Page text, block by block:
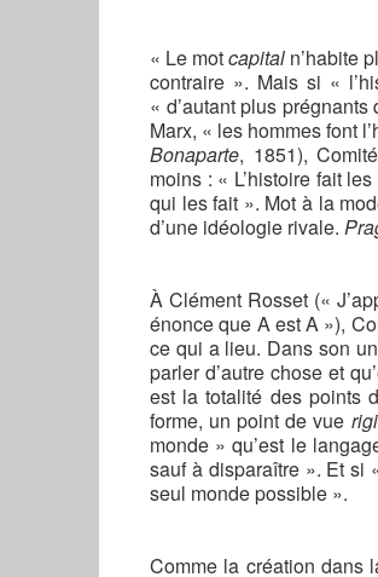
« Le motcapital n’habite
contraire ». Mais si «
« d’autant plus
Marx, « les hommes font
Bonaparte, 1851),
moins : « L’histoire fait
qui les fait ». Mot à la
d’une idéologie rivale.
ÀClément Rosset («
énonce que A est A »),
ce qui a lieu. Dans son
parler d’autre chose et
est la totalité des points
forme, un point de vue
monde » qu’est le
sauf à disparaître ». Et si
seul monde possible ».
Comme la création dans